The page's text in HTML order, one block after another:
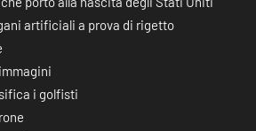
artificiali a prova di rigetto
i golfisti